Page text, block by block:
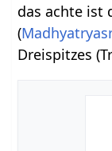
das achte ist
(
Dreispitzes